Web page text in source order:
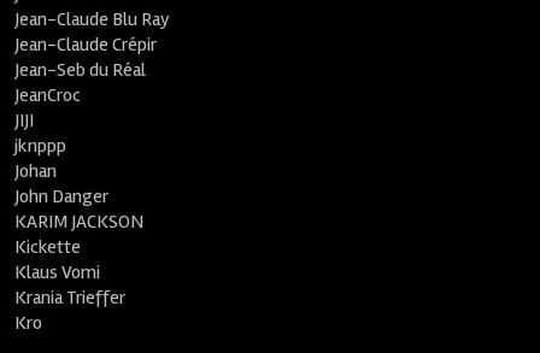
Jean-Claude Blu Ray
Jean-Claude Crépir
Jean-Seb du Réal
JeanCroc
JIJI
jknppp
Johan
John Danger
KARIM JACKSON
Kickette
Klaus Vomi
Krania Trieffer
Kro